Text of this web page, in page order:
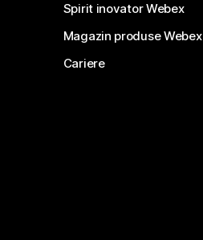
Spirit inovator Webex
Magazin produse Webex
Cariere